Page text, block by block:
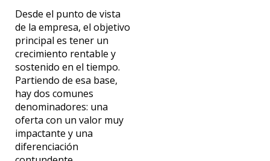
Desde el punto de vista
de la empresa, el objetivo
principal es tener un
crecimiento rentable y
sostenido en el tiempo.
Partiendo de esa base,
hay dos comunes
denominadores: una
oferta con un valor muy
impactante y una
diferenciación